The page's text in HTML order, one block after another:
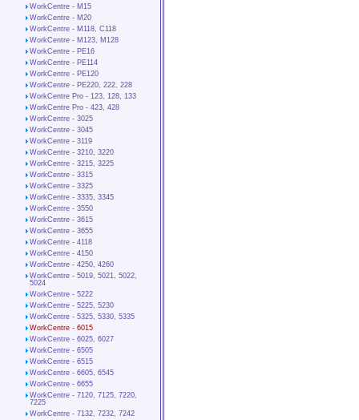
WorkCentre - M15
WorkCentre - М20
WorkCentre - М118, С118
WorkCentre - М123, М128
WorkCentre - PE16
WorkCentre - PE114
WorkCentre - PE120
WorkCentre - PE220, 222, 228
WorkCentre Pro - 123, 128, 133
WorkCentre Pro - 423, 428
WorkCentre - 3025
WorkCentre - 3045
WorkCentre - 3119
WorkCentre - 3210, 3220
WorkCentre - 3215, 3225
WorkCentre - 3315
WorkCentre - 3325
WorkCentre - 3335, 3345
WorkCentre - 3550
WorkCentre - 3615
WorkCentre - 3655
WorkCentre - 4118
WorkCentre - 4150
WorkCentre - 4250, 4260
WorkCentre - 5019, 5021, 5022,
5024
WorkCentre - 5222
WorkCentre - 5225, 5230
WorkCentre - 5325, 5330, 5335
WorkCentre - 6015
WorkCentre - 6025, 6027
WorkCentre - 6505
WorkCentre - 6515
WorkCentre - 6605, 6545
WorkCentre - 6655
WorkCentre - 7120, 7125, 7220,
7225
WorkCentre - 7132, 7232, 7242